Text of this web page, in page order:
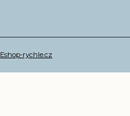
Eshop-rychle.cz